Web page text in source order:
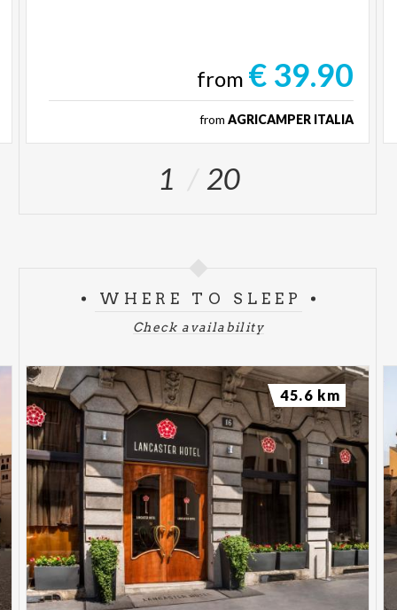
from € 39.90
from AGRICAMPER ITALIA
1 20
WHERE TO SLEEP
Check availability
45.6 km